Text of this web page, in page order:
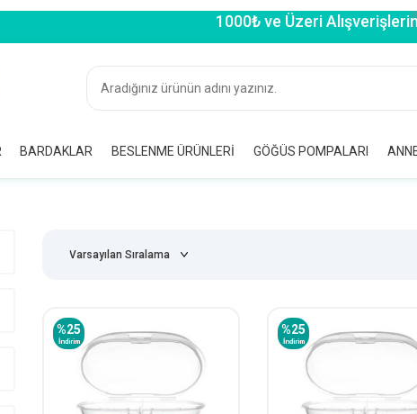
1000₺ ve Üzeri
BARDAKLAR BESLENME ÜRÜNLERI GÖĞÜS POMPALARI
%25
İndirim
%25
İndirim